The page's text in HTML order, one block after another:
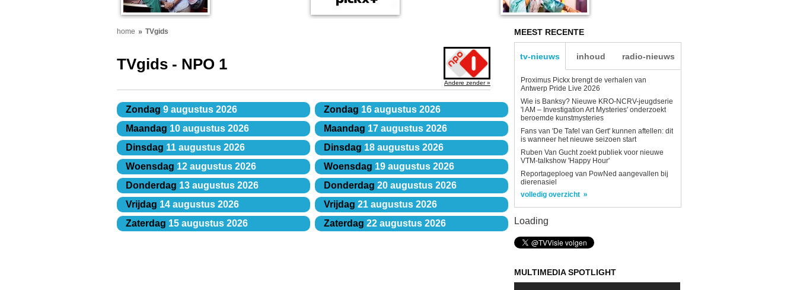
home TVgids
TVgids - NPO 1
Andere zender »
Zondag 9 augustus 2026
Maandag 10 augustus 2026
Dinsdag 11 augustus 2026
Woensdag 12 augustus 2026
Donderdag 13 augustus 2026
Vrijdag 14 augustus 2026
Zaterdag 15 augustus 2026
Zondag 16 augustus 2026
Maandag 17 augustus 2026
Dinsdag 18 augustus 2026
Woensdag 19 augustus 2026
Donderdag 20 augustus 2026
Vrijdag 21 augustus 2026
Zaterdag 22 augustus 2026
MEEST RECENTE
tv-nieuws inhoud radio-nieuws
Proximus Pickx brengt de verhalen van
Antwerp Pride Live 2026
Wie is Banksy? Nieuwe KRO-NCRV-jeugdserie
'I AM – Investigation Art Mysteries' onderzoekt
beroemde kunstmysteries
Fans van 'De Tafel van Gert' kunnen aftellen: dit
is wanneer het nieuwe seizoen start
Ruben Van Gucht zoekt publiek voor nieuwe
VTM-talkshow 'Happy Hour'
Reportageploeg van PowNed aangevallen bij
dierenasiel
volledig overzicht
Loading
MULTIMEDIA SPOTLIGHT